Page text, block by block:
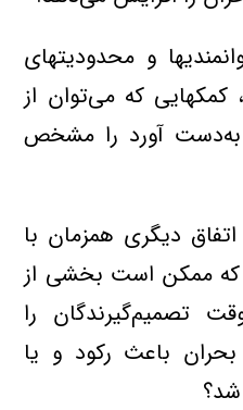
و محدودیتهای‌
کمکهایی‌ که‌ می‌توان‌ از
به‌دست‌ آورد را مشخص‌
دیگری‌ همزمان‌ با
که‌ ممکن‌ است‌ بخشی‌ از
تصمیم‌گیرندگان‌ را
باعث‌ رکود و یا